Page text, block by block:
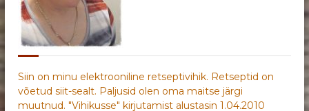
Siin on minu elektrooniline retseptivihik. Retseptid on
võetud siit-sealt. Paljusid olen oma maitse järgi
muutnud. "Vihikusse" kirjutamist alustasin 1.04.2010